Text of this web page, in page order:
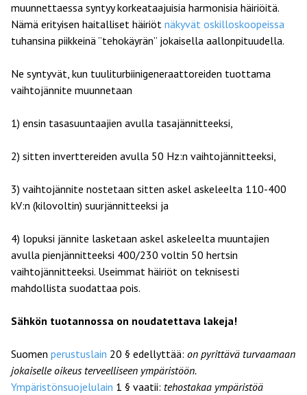
muunnettaessa syntyy korkeataajuisia harmonisia häiriöitä.
Nämä erityisen haitalliset häiriöt näkyvät oskilloskoopeissa
tuhansina piikkeinä ”tehokäyrän” jokaisella aallonpituudella.
Ne syntyvät, kun tuuliturbiinigeneraattoreiden tuottama
vaihtojännite muunnetaan
1) ensin tasasuuntaajien avulla tasajännitteeksi,
2) sitten inverttereiden avulla 50 Hz:n vaihtojännitteeksi,
3) vaihtojännite nostetaan sitten askel askeleelta 110-400
kV:n (kilovoltin) suurjännitteeksi ja
4) lopuksi jännite lasketaan askel askeleelta muuntajien
avulla pienjännitteeksi 400/230 voltin 50 hertsin
vaihtojännitteeksi. Useimmat häiriöt on teknisesti
mahdollista suodattaa pois.
Sähkön tuotannossa on noudatettava lakeja!
Suomen perustuslain 20 § edellyttää: on pyrittävä turvaamaan
jokaiselle oikeus terveelliseen ympäristöön.
Ympäristönsuojelulain 1 § vaatii: tehostakaa ympäristöä